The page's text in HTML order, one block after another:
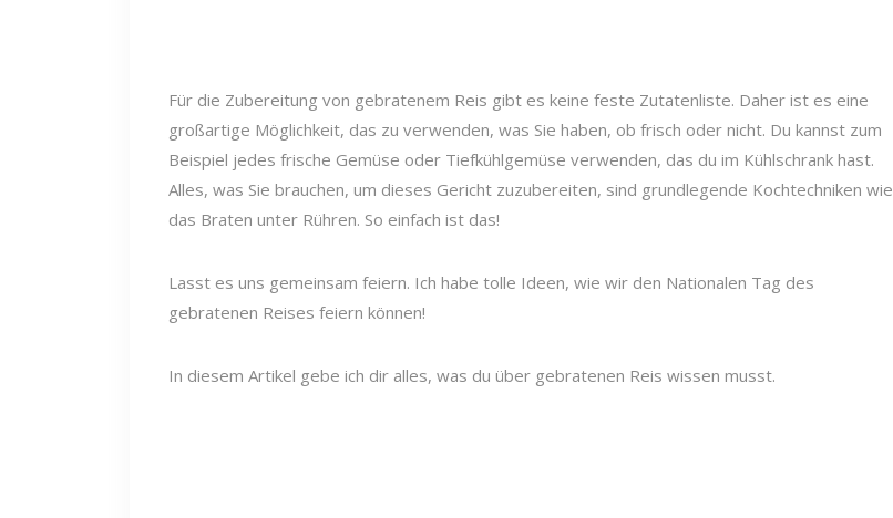
Für die Zubereitung von gebratenem Reis gibt es keine feste Zutatenliste. Daher ist es eine
großartige Möglichkeit, das zu verwenden, was Sie haben, ob frisch oder nicht. Du kannst zum
Beispiel jedes frische Gemüse oder Tiefkühlgemüse verwenden, das du im Kühlschrank hast.
Alles, was Sie brauchen, um dieses Gericht zuzubereiten, sind grundlegende Kochtechniken wie
das Braten unter Rühren. So einfach ist das!
Lasst es uns gemeinsam feiern. Ich habe tolle Ideen, wie wir den Nationalen Tag des
gebratenen Reises feiern können!
In diesem Artikel gebe ich dir alles, was du über gebratenen Reis wissen musst.